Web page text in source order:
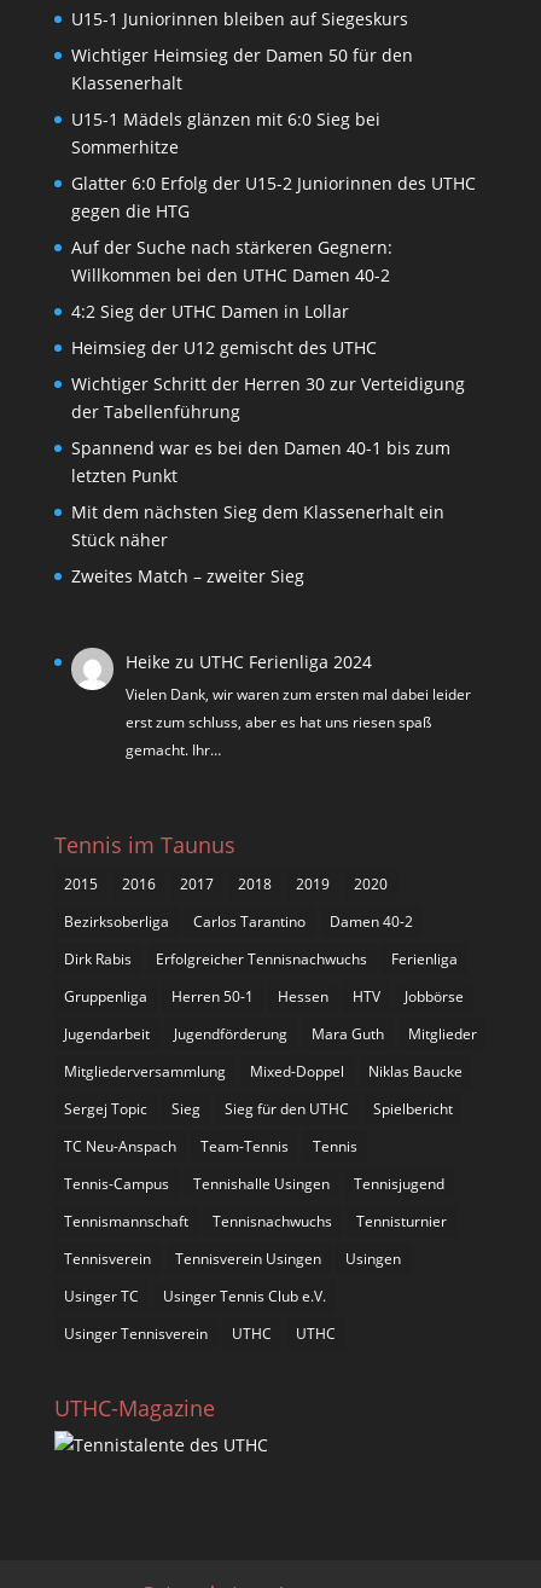
U15-1 Juniorinnen bleiben auf Siegeskurs
Wichtiger Heimsieg der Damen 50 für den
Klassenerhalt
U15-1 Mädels glänzen mit 6:0 Sieg bei
Sommerhitze
Glatter 6:0 Erfolg der U15-2 Juniorinnen des UTHC
gegen die HTG
Auf der Suche nach stärkeren Gegnern:
Willkommen bei den UTHC Damen 40-2
4:2 Sieg der UTHC Damen in Lollar
Heimsieg der U12 gemischt des UTHC
Wichtiger Schritt der Herren 30 zur Verteidigung
der Tabellenführung
Spannend war es bei den Damen 40-1 bis zum
letzten Punkt
Mit dem nächsten Sieg dem Klassenerhalt ein
Stück näher
Zweites Match – zweiter Sieg
Heike zu UTHC Ferienliga 2024
Vielen Dank, wir waren zum ersten mal dabei leider
erst zum schluss, aber es hat uns riesen spaß
gemacht. Ihr…
Tennis im Taunus
2015 2016 2017 2018 2019
2020
Bezirksoberliga
Carlos Tarantino
Damen 40-2
Dirk Rabis
Erfolgreicher Tennisnachwuchs
Ferienliga
Gruppenliga
Herren 50-1 Hessen HTV
Jobbörse
Jugendarbeit
Jugendförderung Mara Guth
Mitglieder
Mitgliederversammlung
Mixed-Doppel
Niklas Baucke
Sergej Topic
Sieg Sieg für den UTHC
Spielbericht
TC Neu-Anspach
Team-Tennis
Tennis
Tennis-Campus
Tennishalle Usingen
Tennisjugend
Tennismannschaft
Tennisnachwuchs
Tennisturnier
Tennisverein
Tennisverein Usingen
Usingen
Usinger TC
Usinger Tennis Club e.V.
Usinger Tennisverein
UTHC UTHC
UTHC-Magazine